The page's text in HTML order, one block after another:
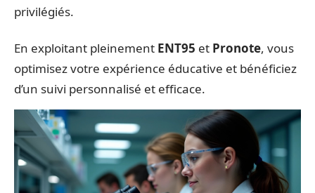
privilégiés.
En exploitant pleinement ENT95 et Pronote, vous
optimisez votre expérience éducative et bénéficiez
d’un suivi personnalisé et efficace.